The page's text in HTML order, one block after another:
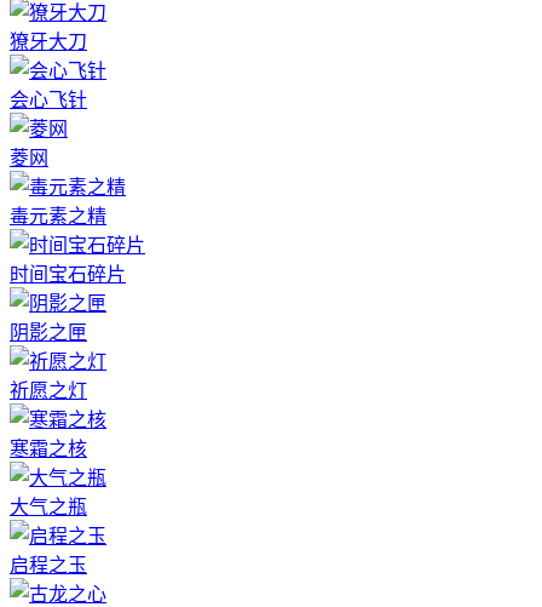
獠牙大刀
会心飞针
菱网
毒元素之精
时间宝石碎片
阴影之匣
祈愿之灯
寒霜之核
大气之瓶
启程之玉